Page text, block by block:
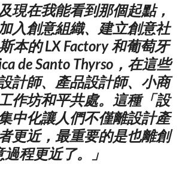
現在我能看到那個起點，
入創意組織、建立創意社
本的 LX Factory 和葡萄牙
de Santo Thyrso，在這些
計師、產品設計師、小商
作坊和平共處。這種「設
中化讓人們不僅離設計產
更近，最重要的是也離創
過程更近了。」